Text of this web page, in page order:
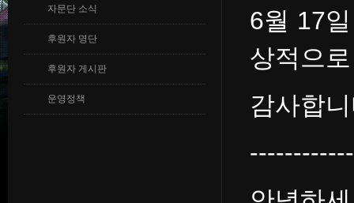
자문단 소식
후원자 명단
후원자 게시판
운영정책
6월 17
상적으
감사합